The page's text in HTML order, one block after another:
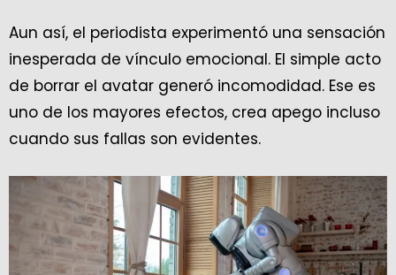
Aun así, el periodista experimentó una sensación
inesperada de vínculo emocional. El simple acto
de borrar el avatar generó incomodidad. Ese es
uno de los mayores efectos, crea apego incluso
cuando sus fallas son evidentes.